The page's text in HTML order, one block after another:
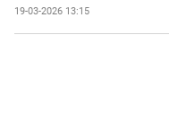
19-03-2026 13:15